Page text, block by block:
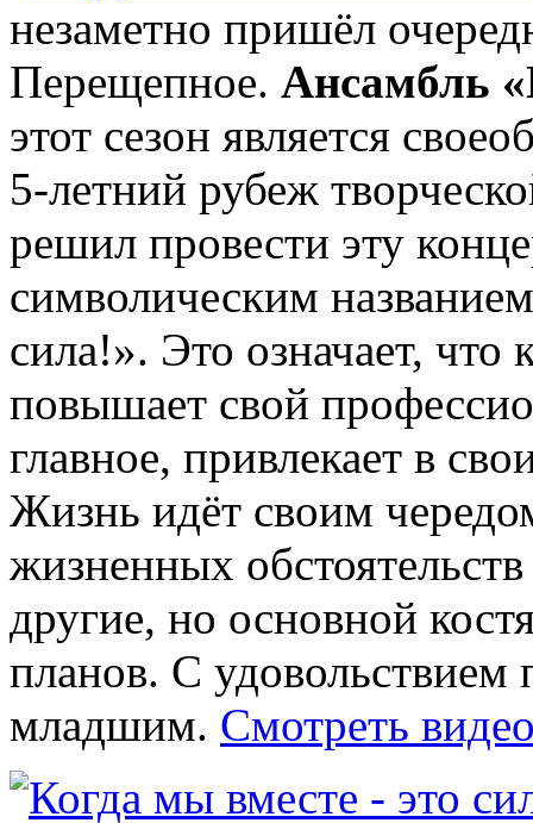
незаметно пришёл
Перещепное. Ансамбль
этот сезон является
5-летний рубеж
решил провести эту
символическим
сила!». Это означает, что
повышает свой
главное, привлекает в
Жизнь идёт своим
жизненных
другие, но основной
планов. С удовольствием
младшим. Смотреть